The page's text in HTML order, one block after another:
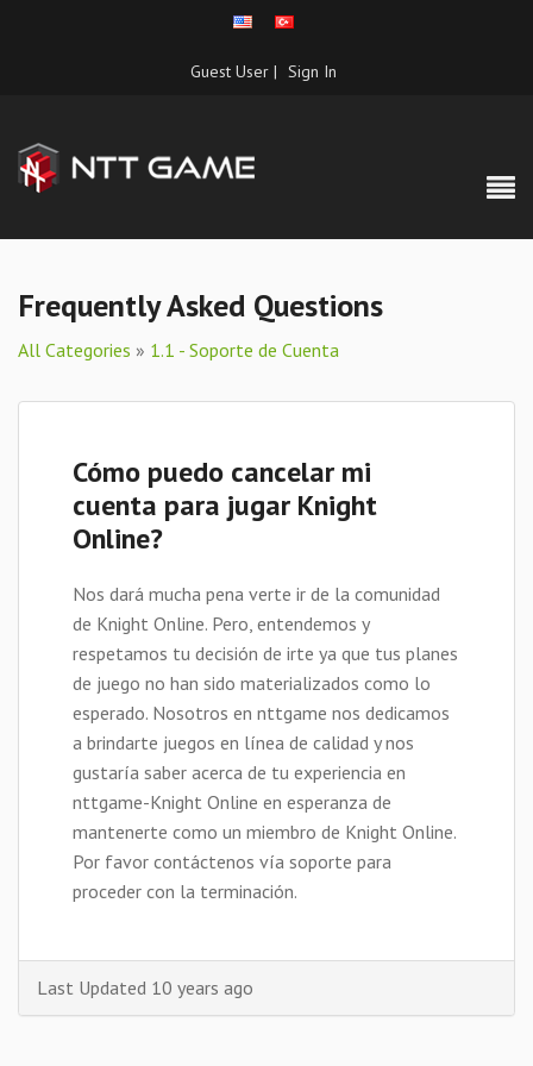
Guest User | Sign In
Frequently Asked Questions
All Categories » 1.1 - Soporte de Cuenta
Cómo puedo cancelar mi
cuenta para jugar Knight
Online?
Nos dará mucha pena verte ir de la comunidad
de Knight Online. Pero, entendemos y
respetamos tu decisión de irte ya que tus planes
de juego no han sido materializados como lo
esperado. Nosotros en nttgame nos dedicamos
a brindarte juegos en línea de calidad y nos
gustaría saber acerca de tu experiencia en
nttgame-Knight Online en esperanza de
mantenerte como un miembro de Knight Online.
Por favor contáctenos vía soporte para
proceder con la terminación.
Last Updated 10 years ago